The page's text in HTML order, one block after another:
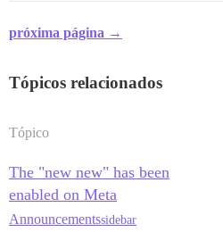
próxima página →
Tópicos relacionados
Tópico
The "new new" has been
enabled on Meta
Announcementssidebar